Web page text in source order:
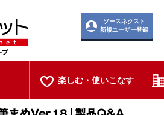
ソースネクスト
新規ユーザー登録
楽しむ・使いこなす